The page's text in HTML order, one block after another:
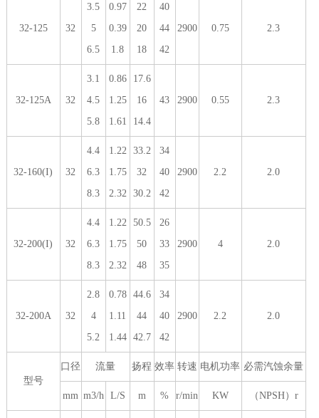
32-125 32
3.5
5
6.5
0.97
0.39
1.8
22
20
18
40
44
42
2900 0.75 2.3
32-125A 32
3.1
4.5
5.8
0.86
1.25
1.61
17.6
16
14.4
43 2900 0.55 2.3
32-160(I) 32
4.4
6.3
8.3
1.22
1.75
2.32
33.2
32
30.2
34
40
42
2900 2.2 2.0
32-200(I) 32
4.4
6.3
8.3
1.22
1.75
2.32
50.5
50
48
26
33
35
2900 4 2.0
32-200A 32
2.8
4
5.2
0.78
1.11
1.44
44.6
44
42.7
34
40
42
2900 2.2 2.0
型号
口径 流量 扬程 效率 转速 电机功率 必需汽蚀余量
mm m3/h L/S m % r/min KW （NPSH）r